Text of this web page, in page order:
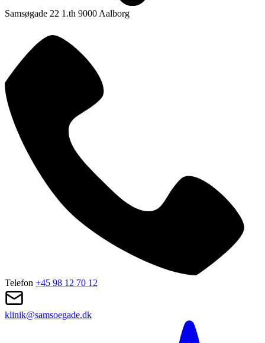
Samsøgade 22 1.th 9000 Aalborg
Telefon +45 98 12 70 12
klinik@samsoegade.dk